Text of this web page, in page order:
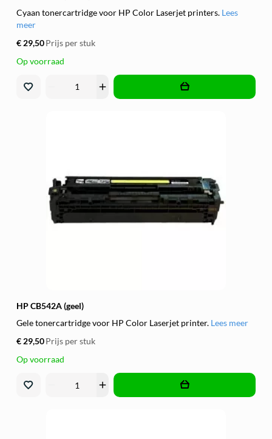
Cyaan tonercartridge voor HP Color Laserjet printers. Lees
meer
€ 29,50Prijs per stuk
Op voorraad
add
HP CB542A (geel)
Gele tonercartridge voor HP Color Laserjet printer. Lees meer
€ 29,50Prijs per stuk
Op voorraad
add